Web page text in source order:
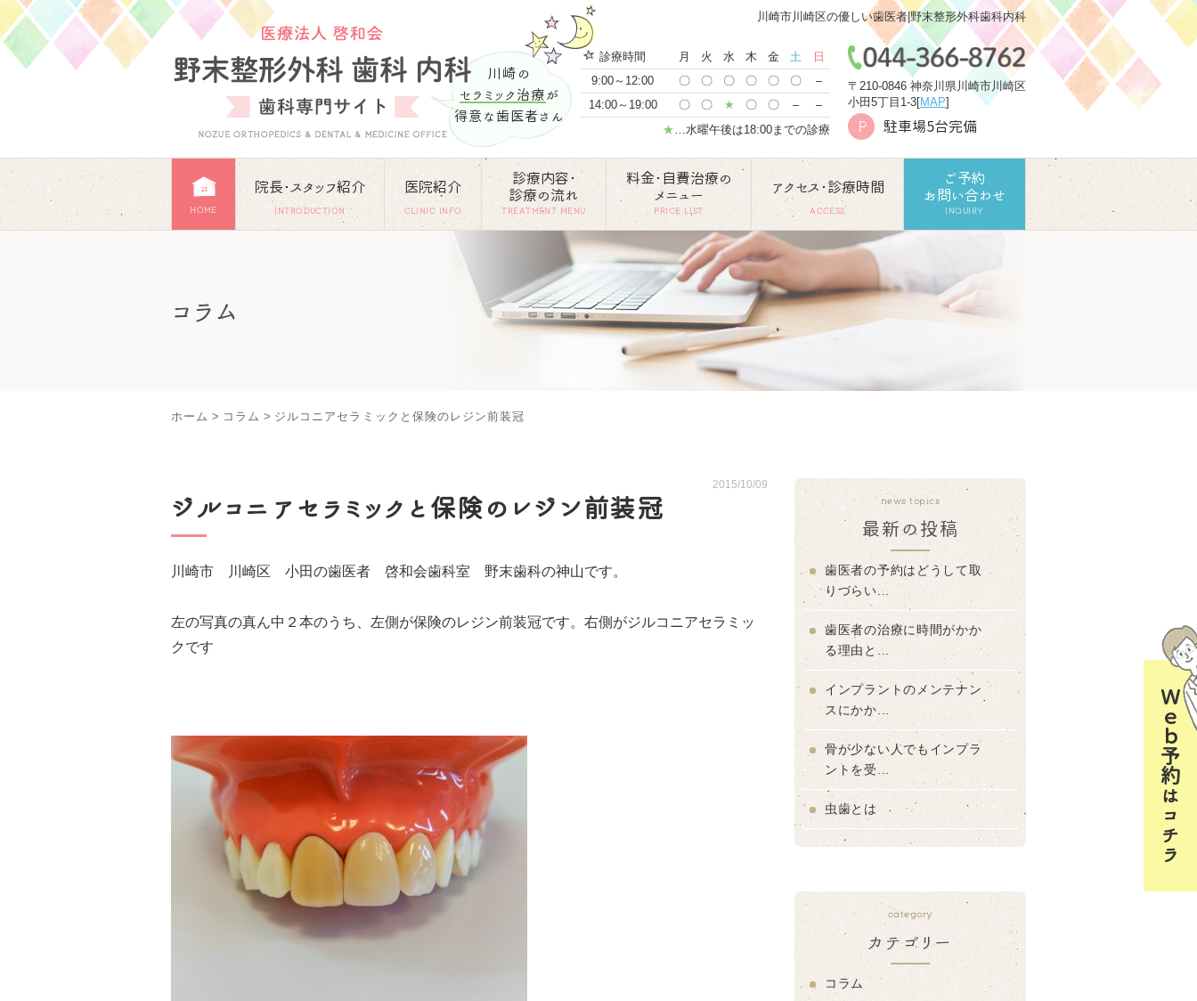
川崎市川崎区の優しい歯医者|野末整形外科歯科内科
川崎の
セラミック治療 が
得意な歯医者さん
診療時間 月 火 水 木 金 土
日
9:00～12:00
〇 〇 〇 〇 〇 〇
–
14:00～19:00
〇 〇 ★ 〇 〇 –
–
★…水曜午後は18:00までの診療
〒210-0846 神奈川県川崎市川崎区
小田5丁目1-3[MAP]
P 駐車場5台完備
HOME
院長･スタッフ紹介
INTRODUCTION
医院紹介
CLINIC INFO
診療内容･
診療の流れ
TREATMENT MENU
料金･自費治療の
メニュー
PRICE LIST
アクセス･診療時間
ACCESS
ご予約
お問い合わせ
INQUIRY
コラム
ホーム > コラム > ジルコニアセラミックと保険のレジン前装冠
2015/10/09
ジルコニアセラミックと保険のレジン前装冠
川崎市 川崎区 小田の歯医者 啓和会歯科室 野末歯科の神山です。
左の写真の真ん中２本のうち、左側が保険のレジン前装冠です。右側がジルコニアセラミッ
クです
news topics
最新の投稿
歯医者の予約はどうして取
りづらい...
歯医者の治療に時間がかか
る理由と...
インプラントのメンテナン
スにかか...
骨が少ない人でもインプラ
ントを受...
虫歯とは
category
カテゴリー
コラム
Ｗｅｂ予約はコチラ